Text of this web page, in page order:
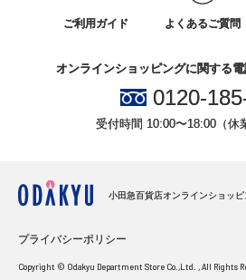
その他のフレグランス
ご利用ガイド よくあるご質問
オンラインショッピングに関する
0120-
受付時間 10:00〜18:00（休
小田急百貨店オンラインショッピ
プライバシーポリシー
Copyright © Odakyu Department Store Co.,Ltd. , All Rights